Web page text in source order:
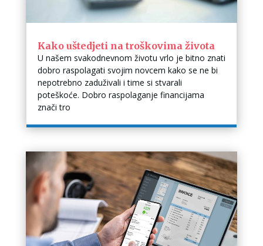
Kako uštedjeti na troškovima života
U našem svakodnevnom životu vrlo je bitno znati
dobro raspolagati svojim novcem kako se ne bi
nepotrebno zaduživali i time si stvarali
poteškoće. Dobro raspolaganje financijama
znači tro